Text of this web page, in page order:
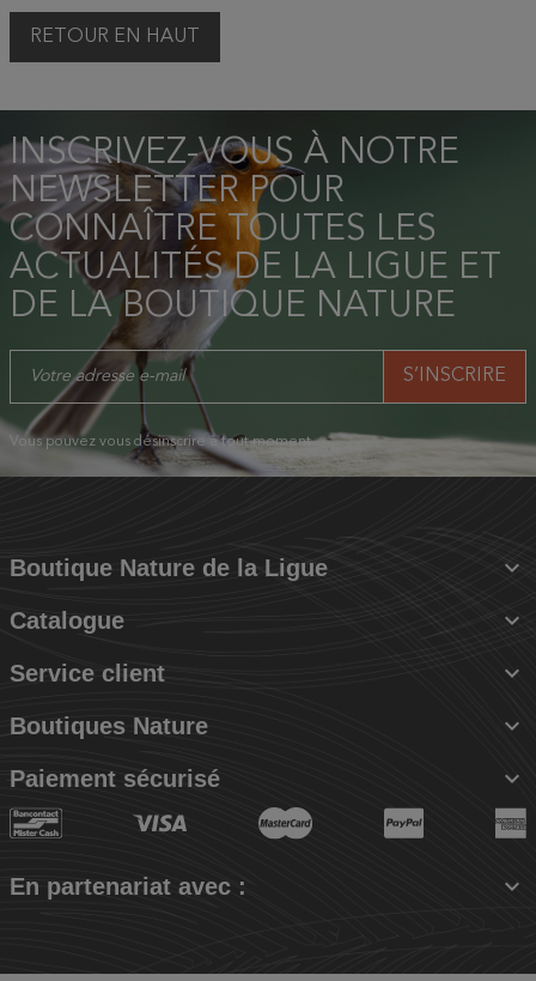
RETOUR EN HAUT
INSCRIVEZ-VOUS À NOTRE
NEWSLETTER POUR
CONNAÎTRE TOUTES LES
ACTUALITÉS DE LA LIGUE ET
DE LA BOUTIQUE NATURE
Vous pouvez vous désinscrire à tout moment.
Boutique Nature de la Ligue 
Catalogue 
Service client 
Boutiques Nature 
Paiement sécurisé 
En partenariat avec : 